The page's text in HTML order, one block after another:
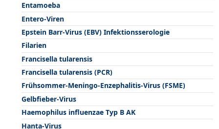
Entamoeba
Entero-Viren
Epstein Barr-Virus (EBV) Infektionsserologie
Filarien
Francisella tularensis
Francisella tularensis (PCR)
Frühsommer-Meningo-Enzephalitis-Virus (FSME)
Gelbfieber-Virus
Haemophilus influenzae Typ B AK
Hanta-Virus